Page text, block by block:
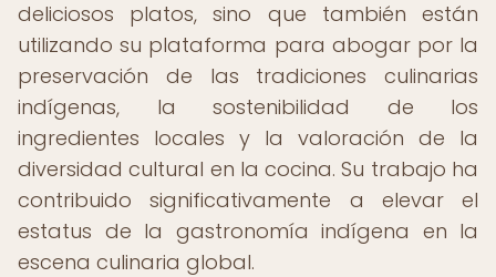
deliciosos platos, sino que también están
utilizando su plataforma para abogar por la
preservación de las tradiciones culinarias
indígenas, la sostenibilidad de los
ingredientes locales y la valoración de la
diversidad cultural en la cocina. Su trabajo ha
contribuido significativamente a elevar el
estatus de la gastronomía indígena en la
escena culinaria global.